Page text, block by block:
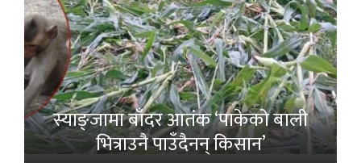
स्याङ्जामा बाँदर आतंक ‘पाकेको बाली
भित्राउनै पाउँदैनन् किसान’